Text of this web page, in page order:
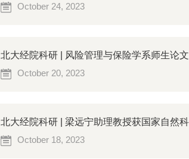
October 24, 2023
北大经院科研 | 风险管理与保险学系师生论
October 20, 2023
北大经院科研 | 梁远宁助理教授获国家自然
October 18, 2023